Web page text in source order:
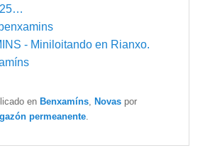
25…
- Miniloitando en Rianxo.
enBenxamíns ,Novas por
permeanente